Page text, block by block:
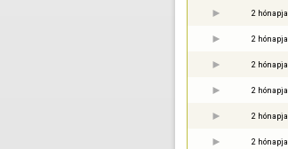
2 hónapja
2 hónapja
2 hónapja
2 hónapja
2 hónapja
2 hónapja